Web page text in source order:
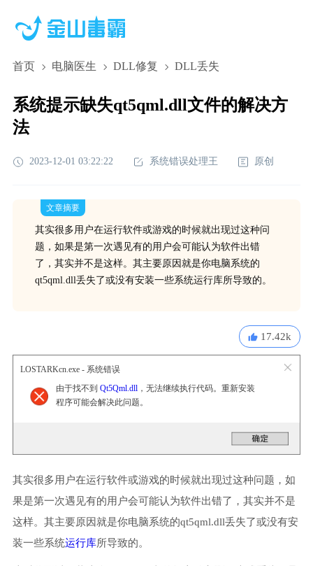
首页 电脑医生 DLL修复 DLL丢失
系统提示缺失qt5qml.dll文件的解决方
法
2023-12-01 03:22:22 系统错误处理王 原创
文章摘要
其实很多用户在运行软件或游戏的时候就出现过这种问
题，如果是第一次遇见有的用户会可能认为软件出错
了，其实并不是这样。其主要原因就是你电脑系统的
qt5qml.dll丢失了或没有安装一些系统运行库所导致的。
17.42k
LOSTARKcn.exe - 系统错误
由于找不到 Qt5Qml.dll，无法继续执行代码。重新安装
程序可能会解决此问题。
其实很多用户在运行软件或游戏的时候就出现过这种问题，如
果是第一次遇见有的用户会可能认为软件出错了，其实并不是
这样。其主要原因就是你电脑系统的qt5qml.dll丢失了或没有安
装一些系统运行库所导致的。